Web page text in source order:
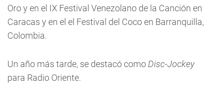
Oro y en el IX Festival Venezolano de la Canción en
Caracas y en el el Festival del Coco en Barranquilla,
Colombia.
Un año más tarde, se destacó como Disc-Jockey
para Radio Oriente.